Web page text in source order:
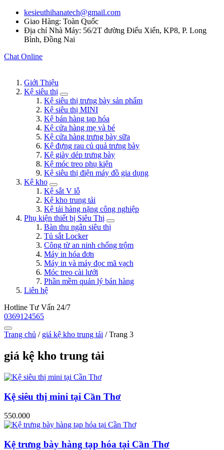
kesieuthihanatech@gmail.com
Giao Hàng: Toàn Quốc
Địa chỉ Nhà Máy: 56/2T đường Điểu Xiển, KP8, P. Long
Bình, Đồng Nai
Chat Online
Giới Thiệu
Kệ siêu thị
Kệ siêu thị trưng bày sản phẩm
Kệ siêu thị MINI
Kệ bán hàng tạp hóa
Kệ cửa hàng mẹ và bé
Kệ cửa hàng trưng bày sữa
Kệ đựng rau củ quả trưng bày
Kệ giày dép trưng bày
Kệ móc treo phụ kiện
Kệ siêu thị điện máy đồ gia dụng
Kệ kho
Kệ sắt V lỗ
Kệ kho trung tải
Kệ tải hàng nặng công nghiệp
Phụ kiện thiết bị Siêu Thị
Bàn thu ngân siêu thị
Tủ sắt Locker
Công từ an ninh chống trộm
Máy in hóa đơn
Máy in và máy đọc mã vạch
Móc treo cài lưới
Phần mềm quản lý bán hàng
Liên hệ
Hotline Tư Vấn 24/7
0369124565
Trang chủ / giá kệ kho trung tải /Trang 3
giá kệ kho trung tải
Kệ siêu thị mini tại Cần Thơ
550.000
Kệ trưng bày hàng tạp hóa tại Cần Thơ